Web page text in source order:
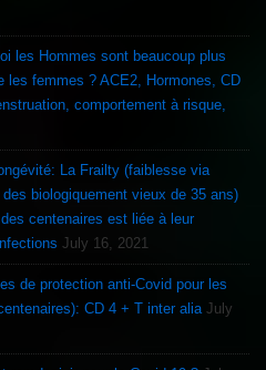
les Hommes sont beaucoup plus
les femmes ? ACE2, Hormones, CD
comportement à risque,
biologiquement vieux de 35 ans)
centenaires est liée à leur
July 16, 2021
de protection anti-Covid pour les
CD 4 + T inter alia July